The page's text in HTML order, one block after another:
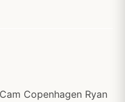
Copenhagen Ryan